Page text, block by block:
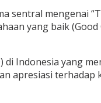
sentral mengenai
yang baik
di Indonesia yang
apresiasi